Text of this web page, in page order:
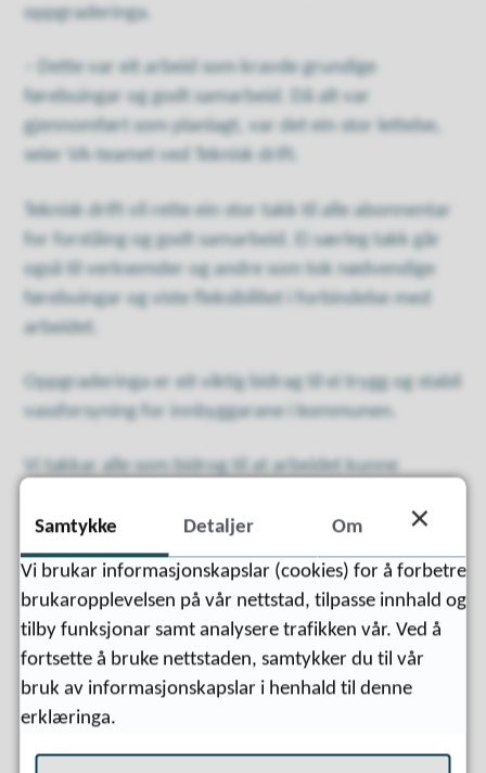
oppgraderinga.
– Dette var eit arbeid som kravde grundige
førebuingar og godt samarbeid. Då alt var
gjennomført som planlagt, var det ein stor lettelse,
seier VA-teamet ved Teknisk drift.
Teknisk drift vil rette ein stor takk til alle abonnentar
for forståing og godt samarbeid. Ei særleg takk går
også til verksemder og andre som tok nødvendige
førebuingar og viste fleksibilitet i forbindelse med
arbeidet.
Oppgraderinga er eit viktig bidrag til ei trygg og stabil
vassforsyning for innbyggarane i kommunen.
Vi takkar alle som bidrog til at arbeidet kunne
Sist endret 08.07.2026 11:07
Samtykke Detaljer Om
Vi brukar informasjonskapslar (cookies) for å forbetre
brukaropplevelsen på vår nettstad, tilpasse innhald og
tilby funksjonar samt analysere trafikken vår. Ved å
fortsette å bruke nettstaden, samtykker du til vår
bruk av informasjonskapslar i henhald til denne
erklæringa.